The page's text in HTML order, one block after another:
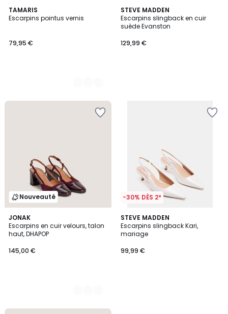
TAMARIS
Escarpins pointus vernis
79,95 €
2
Couleurs
STEVE MADDEN
Escarpins slingback en cuir
suède Evanston
129,99 €
Nouveauté
JONAK
Escarpins en cuir velours, talon
haut, DHAPOP
145,00 €
2
Couleurs
-30% DÈS 2*
STEVE MADDEN
Escarpins slingback Kari,
mariage
99,99 €